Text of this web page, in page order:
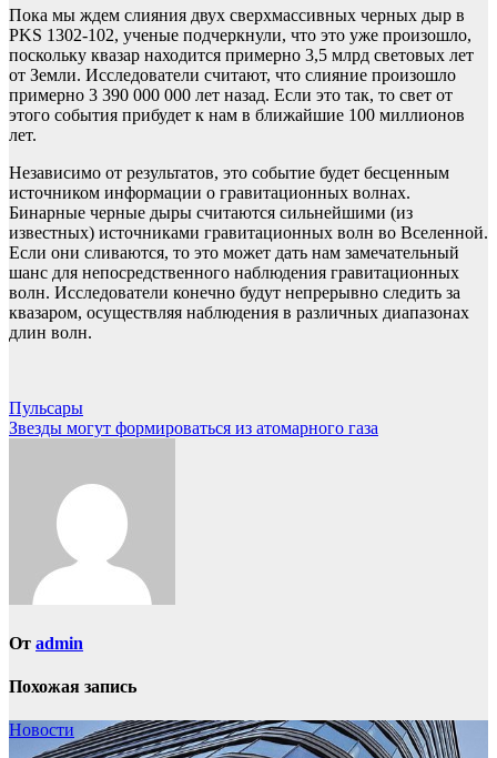
Пока мы ждем слияния двух сверхмассивных черных дыр в
PKS 1302-102, ученые подчеркнули, что это уже произошло,
поскольку квазар находится примерно 3,5 млрд световых лет
от Земли. Исследователи считают, что слияние произошло
примерно 3 390 000 000 лет назад. Если это так, то свет от
этого события прибудет к нам в ближайшие 100 миллионов
лет.
Независимо от результатов, это событие будет бесценным
источником информации о гравитационных волнах.
Бинарные черные дыры считаются сильнейшими (из
известных) источниками гравитационных волн во Вселенной.
Если они сливаются, то это может дать нам замечательный
шанс для непосредственного наблюдения гравитационных
волн. Исследователи конечно будут непрерывно следить за
квазаром, осуществляя наблюдения в различных диапазонах
длин волн.
Навигация
по
Пульсары
Звезды могут формироваться из атомарного газа
От admin
Похожая запись
Новости